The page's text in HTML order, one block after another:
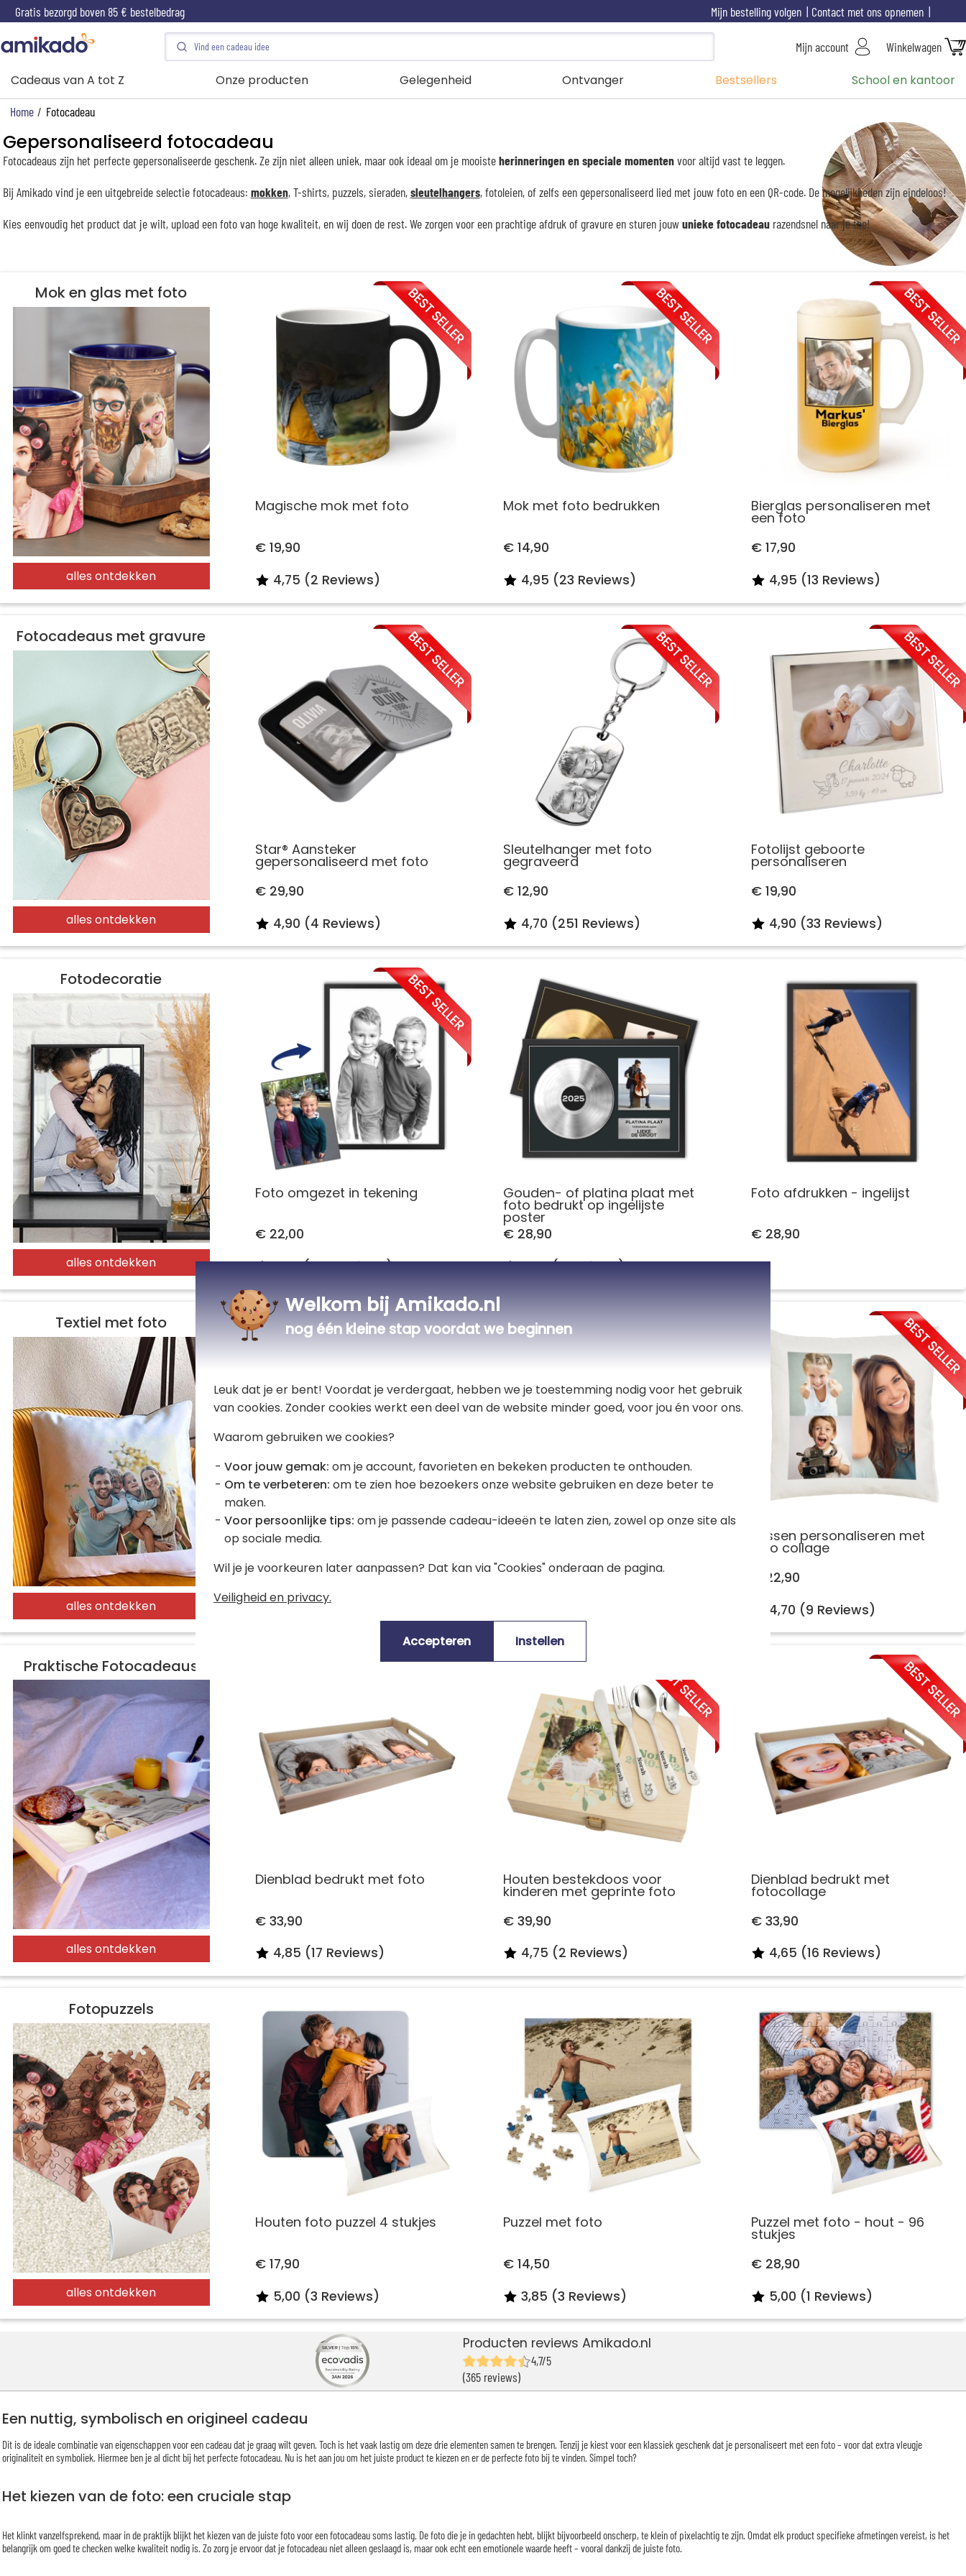
Gratis bezorgd boven 85 € bestelbedrag Contact met ons opnemen
Mijn bestelling volgen
Mijn account Winkelwagen
Cadeaus van A tot Z Onze producten Gelegenheid Ontvanger Bestsellers School en kantoor
Home / Fotocadeau
Gepersonaliseerd fotocadeau
Fotocadeaus zijn het perfecte gepersonaliseerde geschenk. Ze zijn niet alleen uniek, maar ook ideaal om je mooisteherinneringen en speciale momentenvoor altijd vast te leggen.
Bij Amikado vind je een uitgebreide selectie fotocadeaus: mokken, T-shirts, puzzels, sieraden,sleutelhangers, fotoleien, of zelfs een gepersonaliseerd lied met jouw foto en een QR-code. De mogelijkheden zijn eindeloos!
Kies eenvoudig het product dat je wilt, upload een foto van hoge kwaliteit, en wij doen de rest. We zorgen voor een prachtige afdruk of gravure en sturen jouwunieke fotocadeaurazendsnel naar je toe!
Mok en glas met foto
alles ontdekken
Magische mok met foto
€ 19,90
4,75 (2 Reviews)
Mok met foto bedrukken
€ 14,90
4,95 (23 Reviews)
Bierglas personaliseren met
een foto
€ 17,90
4,95 (13 Reviews)
Fotocadeaus met gravure
alles ontdekken
Star® Aansteker
gepersonaliseerd met foto
€ 29,90
4,90 (4 Reviews)
Sleutelhanger met foto
gegraveerd
€ 12,90
4,70 (251 Reviews)
Fotolijst geboorte
personaliseren
€ 19,90
4,90 (33 Reviews)
Fotodecoratie
alles ontdekken
Foto omgezet in tekening
€ 22,00
4,70 (164 Reviews)
Gouden- of platina plaat met
foto bedrukt op ingelijste
poster
€ 28,90
5,00 (1 Reviews)
Foto afdrukken - ingelijst
€ 28,90
Textiel met foto
alles ontdekken
Canvas tas met foto
gepersonaliseerd
€ 15,90
4,80 (8 Reviews)
€ 22,90
Kussen personaliseren met
foto collage
€ 22,90
4,70 (9 Reviews)
Praktische Fotocadeaus
alles ontdekken
Dienblad bedrukt met foto
€ 33,90
4,85 (17 Reviews)
Houten bestekdoos voor
kinderen met geprinte foto
€ 39,90
4,75 (2 Reviews)
Dienblad bedrukt met
fotocollage
€ 33,90
4,65 (16 Reviews)
Fotopuzzels
alles ontdekken
Houten foto puzzel 4 stukjes
€ 17,90
5,00 (3 Reviews)
Puzzel met foto
€ 14,50
3,85 (3 Reviews)
Puzzel met foto - hout - 96
stukjes
€ 28,90
5,00 (1 Reviews)
Producten reviews Amikado.nl
4,7/5
(365 reviews)
Een nuttig, symbolisch en origineel cadeau
Dit is de ideale combinatie van eigenschappen voor een cadeau dat je graag wilt geven. Toch is het vaak lastig om deze drie elementen samen te brengen. Tenzij je kiest voor een klassiek geschenk dat je personaliseert met een foto – voor dat extra vleugje
originaliteit en symboliek. Hiermee ben je al dicht bij het perfecte fotocadeau. Nu is het aan jou om het juiste product te kiezen en er de perfecte foto bij te vinden. Simpel toch?
Het kiezen van de foto: een cruciale stap
Het klinkt vanzelfsprekend, maar in de praktijk blijkt het kiezen van de juiste foto voor een fotocadeau soms lastig. De foto die je in gedachten hebt, blijkt bijvoorbeeld onscherp, te klein of pixelachtig te zijn. Omdat elk product specifieke afmetingen vereist, is het
belangrijk om goed te checken welke kwaliteit nodig is. Zo zorg je ervoor dat je fotocadeau niet alleen geslaagd is, maar ook echt een emotionele waarde heeft – vooral dankzij de juiste foto.
Welkom bij Amikado.nl
nog één kleine stap voordat we beginnen
Leuk dat je er bent! Voordat je verdergaat, hebben we je toestemming nodig voor het gebruik
van cookies. Zonder cookies werkt een deel van de website minder goed, voor jou én voor ons.
Waarom gebruiken we cookies?
Voor jouw gemak: om je account, favorieten en bekeken producten te onthouden.
Om te verbeteren: om te zien hoe bezoekers onze website gebruiken en deze beter te
maken.
Voor persoonlijke tips: om je passende cadeau-ideeën te laten zien, zowel op onze site als
op sociale media.
Wil je je voorkeuren later aanpassen? Dat kan via "Cookies" onderaan de pagina.
Veiligheid en privacy.
Accepteren Instellen